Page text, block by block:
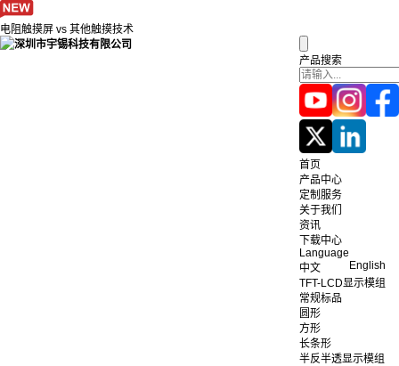
电阻触摸屏 vs 其他触摸技术
产品搜索
首页
产品中心
定制服务
关于我们
资讯
下载中心
Language
中文
English
TFT-LCD显示模组
常规标品
圆形
方形
长条形
半反半透显示模组